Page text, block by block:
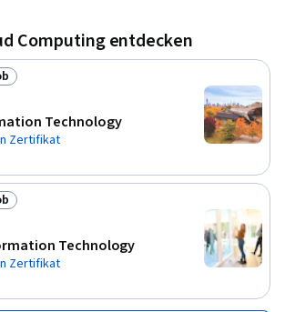
Computing entdecken
den Job
Technology
Zertifikat
den Job
Technology
Zertifikat